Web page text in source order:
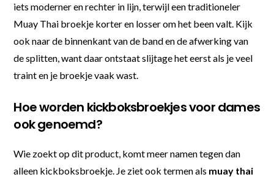
iets moderner en rechter in lijn, terwijl een traditioneler
Muay Thai broekje korter en losser om het been valt. Kijk
ook naar de binnenkant van de band en de afwerking van
de splitten, want daar ontstaat slijtage het eerst als je veel
traint en je broekje vaak wast.
Hoe worden kickboksbroekjes voor dames
ook genoemd?
Wie zoekt op dit product, komt meer namen tegen dan
alleen kickboksbroekje. Je ziet ook termen als muay thai